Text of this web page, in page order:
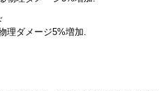
理ダメージ5%増加.